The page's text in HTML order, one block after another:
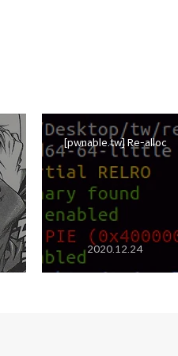
[pwnable.tw] Re-alloc
2020.12.24